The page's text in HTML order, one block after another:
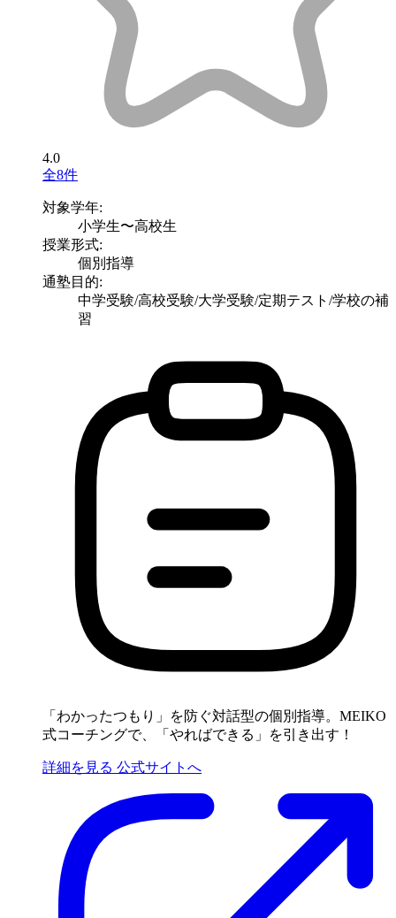
4.0
全8件
対象学年:
小学生〜高校生
授業形式:
個別指導
通塾目的:
中学受験/高校受験/大学受験/定期テスト/学校の補
習
「わかったつもり」を防ぐ対話型の個別指導。MEIKO
式コーチングで、「やればできる」を引き出す！
詳細を見る 公式サイトへ